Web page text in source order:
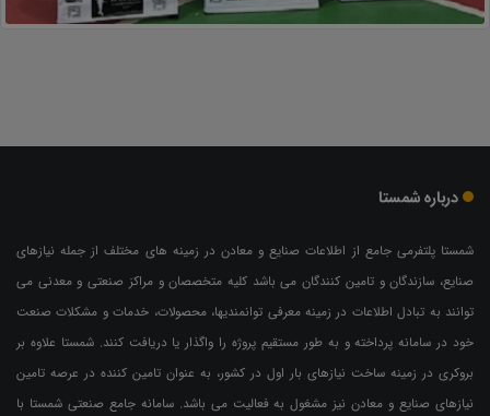
درباره شمستا
شمستا پلتفرمی جامع از اطلاعات صنایع و معادن در زمینه های مختلف از جمله نیازهای
صنایع، سازندگان و تامین کنندگان می باشد کلیه متخصصان و مراکز صنعتی و معدنی می
توانند به تبادل اطلاعات در زمینه معرفی توانمندیها، محصولات، خدمات و مشکلات صنعت
خود در سامانه پرداخته و به طور مستقیم پروژه را واگذار یا دریافت کنند. شمستا علاوه بر
بروکری در زمینه ساخت نیازهای بار اول در کشور، به عنوان تامین کننده در عرصه تامین
نیازهای صنایع و معادن نیز مشغول به فعالیت می باشد. سامانه جامع صنعتی شمستا با